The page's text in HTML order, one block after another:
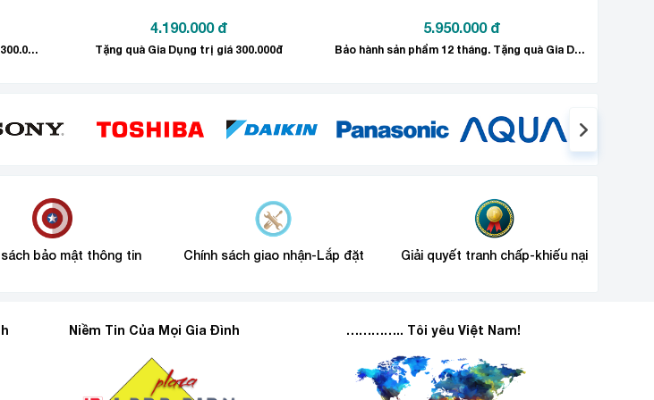
hợp chất CFC, thân thiện với người dùng, bảo vệ bầu khí quyển và tầng ozon.
Bảo hành: 12 tháng. Tặng Quà gia dụng 300.000đ.
4.190.000 đ
Tặng quà Gia Dụng trị giá 300.000đ
5.950.000 đ
Bảo hành sản phẩm 12 tháng. Tặng quà Gia Dụng trị giá 300.000đ
sách bảo mật thông tin Chính sách giao nhận-Lắp đặt Giải quyết tranh chấp-khiếu nại
Niềm Tin Của Mọi Gia Đình ………….. Tôi yêu Việt Nam!